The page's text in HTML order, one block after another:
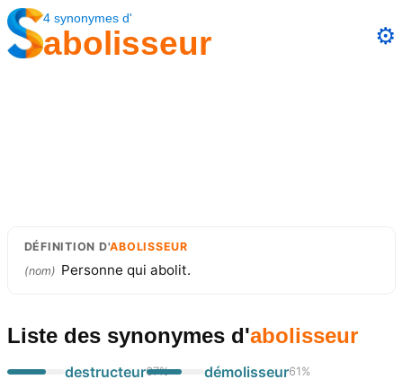
4synonymes d'
abolisseur ⚙️
DÉFINITION D'ABOLISSEUR
(nom) Personne qui abolit.
Liste des synonymes d'abolisseur
destructeur67% démolisseur61 %